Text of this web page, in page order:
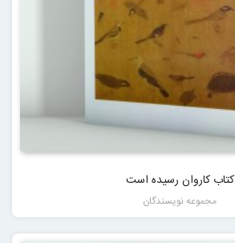
کتاب کاروان رسیده است
مجموعه نویسندگان